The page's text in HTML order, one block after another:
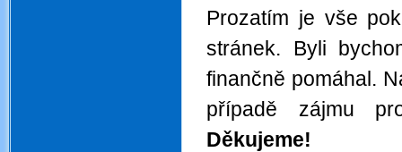
Prozatím je vše
stránek. Byli
finančně pomáhal.
případě zájmu
Děkujeme!